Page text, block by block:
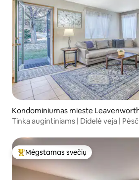
Kondominiumas mieste
Tinka augintiniams | Didelė veja |
Svečių mėgstamiausias
Mėgstamas svečių